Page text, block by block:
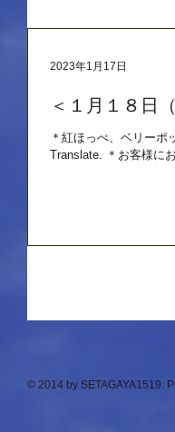
＜１月１８日
＊紅ほっぺ、ベリー
Translate. ＊お客様に
2023年1月17日
© 2014 by SETAGAYA1519.